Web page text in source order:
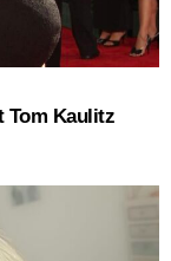
Tom Kaulitz